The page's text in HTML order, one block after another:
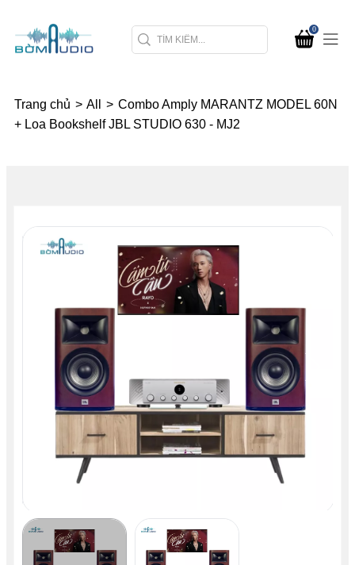
0
Trang chủ > All > Combo Amply MARANTZ MODEL 60N
+ Loa Bookshelf JBL STUDIO 630 - MJ2